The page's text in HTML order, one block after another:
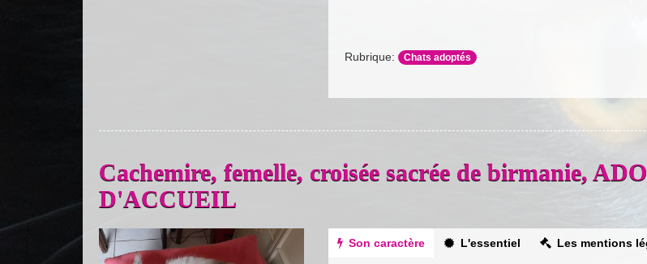
Rubrique: Chats adoptés
Cachemire, femelle, croisée sacrée de birmanie,
D'ACCUEIL
Previous Next Son caractère L'essentiel Les mentions